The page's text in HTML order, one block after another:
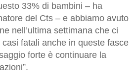
33% di bambini – ha
del Cts – e abbiamo avuto
nell’ultima settimana che ci
fatali anche in queste fasce
forte è continuare la